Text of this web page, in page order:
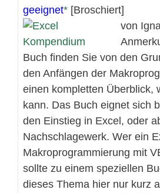
geeignet
[Broschiert]
von
Buch finden Sie von den
den Anfängen der
einen kompletten Überblick,
kann. Das Buch eignet sich
den Einstieg in Excel, oder
Nachschlagewerk. Wer ein
Makroprogrammierung mit
sollte zu einem speziellen
dieses Thema hier nur kurz